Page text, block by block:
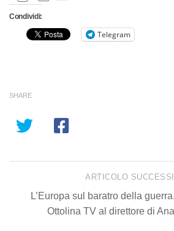
Condividi:
Telegram
SHARE
ARTICOLO
L’Europa sul baratro della
Ottolina TV al direttore di